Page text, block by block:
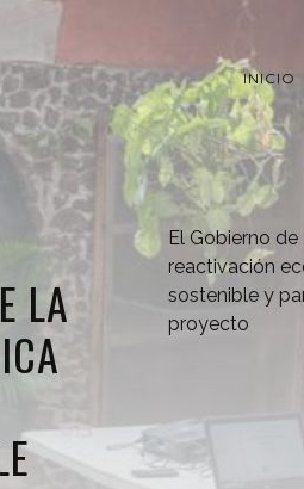
INICIO
LA
El Gobierno
reactivación
sostenible y
proyecto